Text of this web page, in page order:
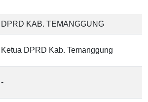
DPRD KAB. TEMANGGUNG
Ketua DPRD Kab. Temanggung
-